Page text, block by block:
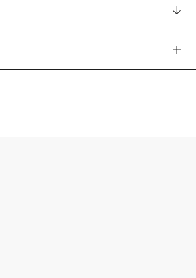
le dos et les coutures latérales sont légèrement
flatteuse. Taille petit, choisir une taille au-dessus.